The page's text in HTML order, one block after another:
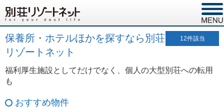
保養所・ホテルほかを探すなら別荘
リゾートネット
12件該当
福利厚生施設としてだけでなく、個人の大型別荘への転用
も
おすすめ物件